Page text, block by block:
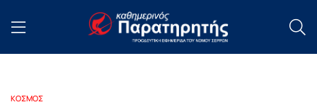
ΚΟΣΜΟΣ